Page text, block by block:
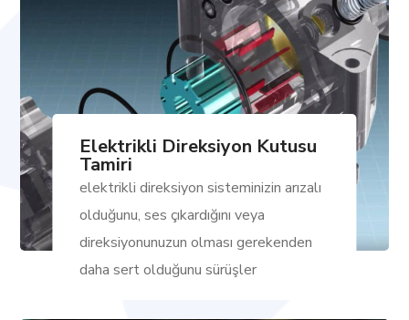
Elektrikli Direksiyon Kutusu
Tamiri
elektrikli direksiyon sisteminizin arızalı
olduğunu, ses çıkardığını veya
direksiyonunuzun olması gerekenden
daha sert olduğunu sürüşler